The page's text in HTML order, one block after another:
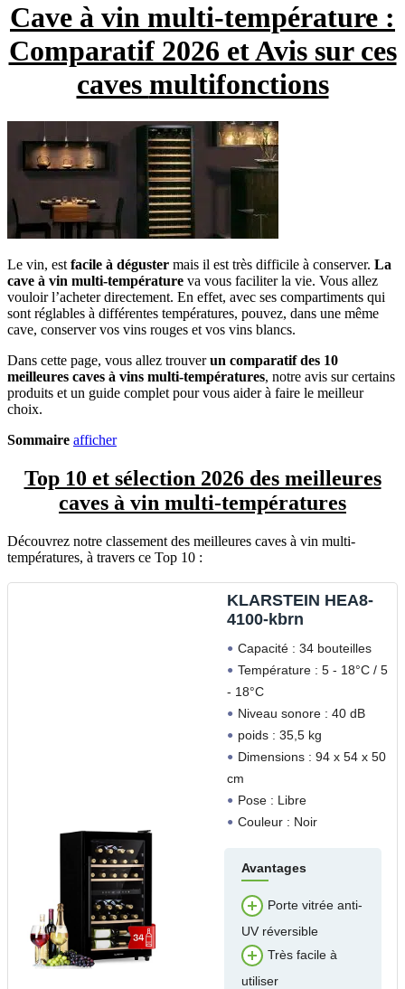
Cave à vin multi-température :
Comparatif 2026 et Avis sur ces
caves multifonctions
Le vin, est facile à déguster mais il est très difficile à conserver. La
cave à vin multi-température va vous faciliter la vie. Vous allez
vouloir l’acheter directement. En effet, avec ses compartiments qui
sont réglables à différentes températures, pouvez, dans une même
cave, conserver vos vins rouges et vos vins blancs.
Dans cette page, vous allez trouverun comparatif des 10
meilleures caves à vins multi-températures, notre avis sur certains
produits et un guide complet pour vous aider à faire le meilleur
choix.
Sommaire afficher
Top 10 et sélection 2026 des meilleures
caves à vin multi-températures
Découvrez notre classement des meilleures caves à vin multi-
températures, à travers ce Top 10 :
‎KLARSTEIN HEA8-
4100-kbrn
Capacité : 34 bouteilles
Température : 5 - 18°C / 5
- 18°C
Niveau sonore : 40 dB
poids : 35,5 kg
Dimensions : 94 x 54 x 50
cm
Pose : Libre
Couleur : Noir
Avantages
Porte vitrée anti-
UV réversible
Très facile à
utiliser